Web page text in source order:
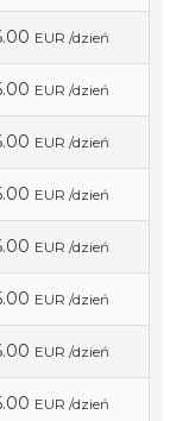
EUR /dzień
EUR /dzień
EUR /dzień
EUR /dzień
EUR /dzień
EUR /dzień
EUR /dzień
EUR /dzień